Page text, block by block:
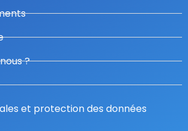
?
et protection des données